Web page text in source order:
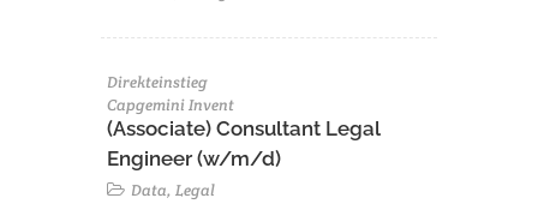
Direkteinstieg
Capgemini Invent
(Associate) Consultant Legal
Engineer (w/m/d)
Data, Legal